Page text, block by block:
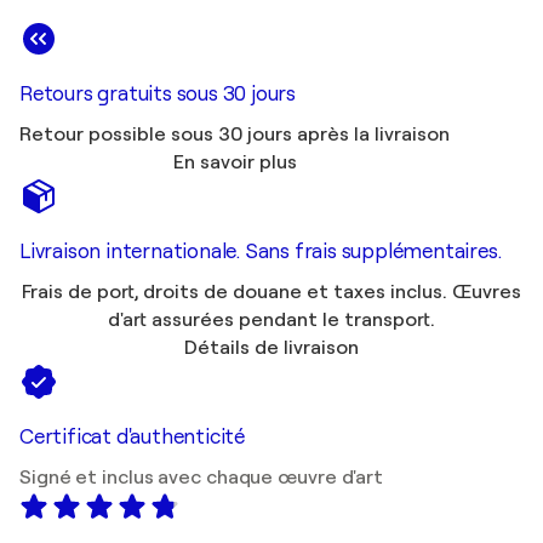
Retours gratuits sous 30 jours
Retour possible sous 30 jours après la livraison
En savoir plus
Livraison internationale. Sans frais supplémentaires.
Frais de port, droits de douane et taxes inclus. Œuvres
d'art assurées pendant le transport.
Détails de livraison
Certificat d'authenticité
Signé et inclus avec chaque œuvre d'art